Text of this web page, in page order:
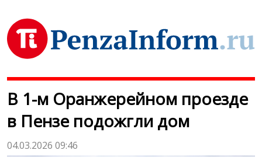
В 1-м Оранжерейном проезде
в Пензе подожгли дом
04.03.2026 09:46